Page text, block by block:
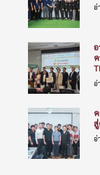
อ่
อ่
อ่